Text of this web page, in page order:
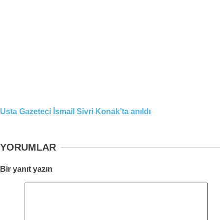
Usta Gazeteci İsmail Sivri Konak’ta anıldı
YORUMLAR
Bir yanıt yazın